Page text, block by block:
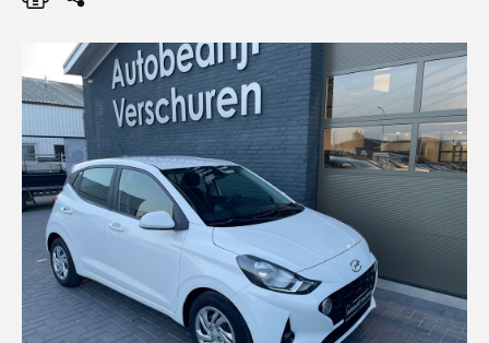
Diensten
Onderhoud & service
Verkocht
Over ons
Contact